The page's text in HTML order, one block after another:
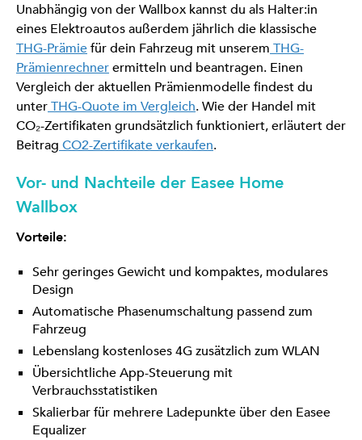
Unabhängig von der Wallbox kannst du als Halter:in
eines Elektroautos außerdem jährlich die klassische
THG-Prämiefür dein Fahrzeug mit unserem THG-
Prämienrechnerermitteln und beantragen. Einen
Vergleich der aktuellen Prämienmodelle findest du
unterTHG-Quote im Vergleich. Wie der Handel mit
CO₂-Zertifikaten grundsätzlich funktioniert, erläutert der
Beitrag CO2-Zertifikate verkaufen.
Vor- und Nachteile der Easee Home
Wallbox
Vorteile:
Sehr geringes Gewicht und kompaktes, modulares
Design
Automatische Phasenumschaltung passend zum
Fahrzeug
Lebenslang kostenloses 4G zusätzlich zum WLAN
Übersichtliche App-Steuerung mit
Verbrauchsstatistiken
Skalierbar für mehrere Ladepunkte über den Easee
Equalizer